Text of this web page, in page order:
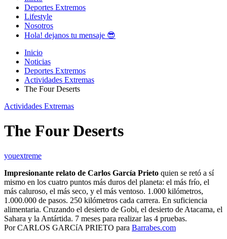
Deportes Extremos
Lifestyle
Nosotros
Hola! dejanos tu mensaje 😎
Inicio
Noticias
Deportes Extremos
Actividades Extremas
The Four Deserts
Actividades Extremas
The Four Deserts
youextreme
Impresionante relato de Carlos García Prieto quien se retó a sí
mismo en los cuatro puntos más duros del planeta: el más frío, el
más caluroso, el más seco, y el más ventoso. 1.000 kilómetros,
1.000.000 de pasos. 250 kilómetros cada carrera. En suficiencia
alimentaria. Cruzando el desierto de Gobi, el desierto de Atacama, el
Sahara y la Antártida. 7 meses para realizar las 4 pruebas.
Por CARLOS GARCíA PRIETO para Barrabes.com